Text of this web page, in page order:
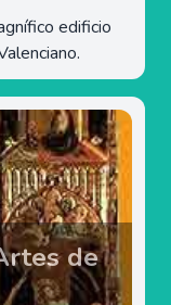
edificio
de